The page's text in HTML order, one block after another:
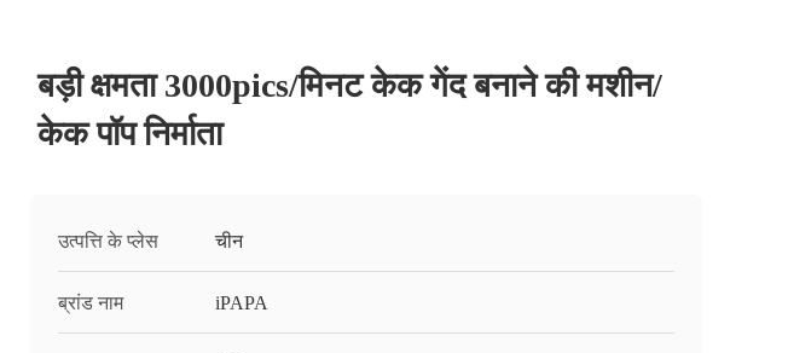
बड़ी क्षमता 3000pics/मिनट केक गेंद बनाने की मशीन/
केक पॉप निर्माता
उत्पत्ति के प्लेस चीन
ब्रांड नाम iPAPA